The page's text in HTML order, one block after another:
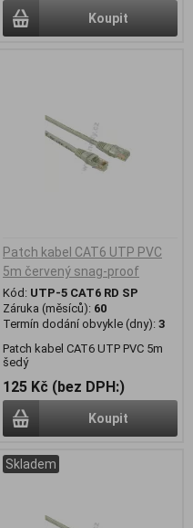
Koupit
Patch kabel CAT6 UTP PVC
5m červený snag-proof
Kód: UTP-5 CAT6 RD SP
Záruka (měsíců): 60
Termín dodání obvykle (dny): 3
Patch kabel CAT6 UTP PVC 5m
šedý
125 Kč (bez DPH:)
Koupit
Skladem